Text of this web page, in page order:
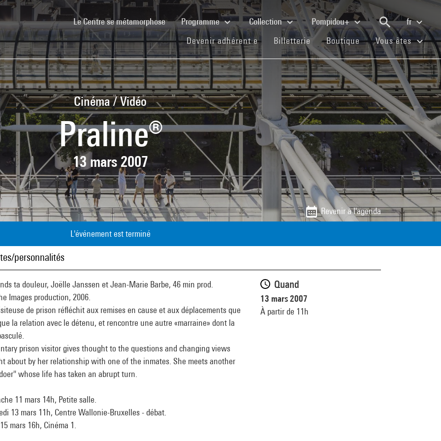
Le Centre se métamorphose(current)Programme Collection Pompidou+
fr
Devenir adhérent·e(current)Billetterie(current)Boutique(current)Vous êtes
Cinéma / Vidéo
Praline®
13 mars 2007
Revenir à l'agenda
L'événement est terminé
personnalités
ta douleur, Joëlle Janssen et Jean-Marie Barbe, 46 min prod.
Images production, 2006.
de prison réfléchit aux remises en cause et aux déplacements que
la relation avec le détenu, et rencontre une autre «marraine» dont la
prison visitor gives thought to the questions and changing views
about by her relationship with one of the inmates. She meets another
whose life has taken an abrupt turn.
11 mars 14h, Petite salle.
13 mars 11h, Centre Wallonie-Bruxelles - débat.
mars 16h, Cinéma 1.
Quand
13 mars 2007
À partir de 11h